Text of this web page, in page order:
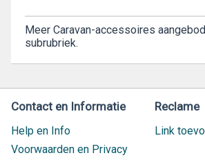
Meer Caravan-accessoires
subrubriek.
Contact en Informatie
Help en Info
Voorwaarden en Privacy
Reclame
Link